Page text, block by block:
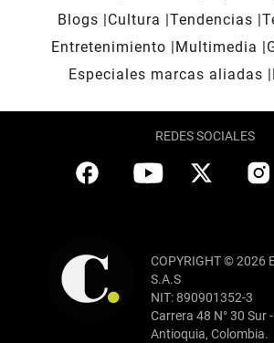
Blogs
Cultura Tendencias
Entretenimiento
Multimedia
Especiales marcas aliadas
REDES SOCIALES
COPYRIGHT © 2026
S.A.S
NIT: 890901352-3
Carrera 48 N° 30 Sur
Antioquia, Colombia.